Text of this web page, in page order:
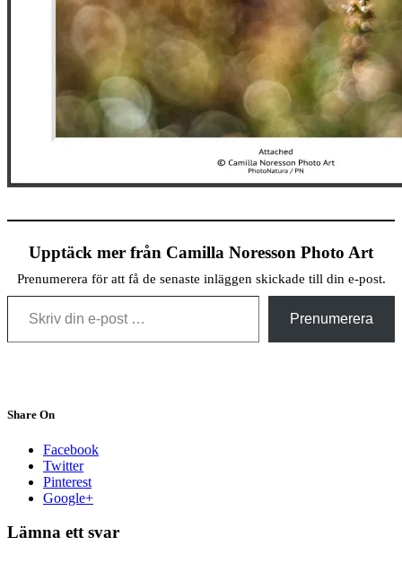
Upptäck mer från Camilla Noresson Photo Art
Prenumerera för att få de senaste inläggen skickade till din e-post.
Skriv din e-post …
Prenumerera
Share On
Facebook
Twitter
Pinterest
Google+
Lämna ett svar